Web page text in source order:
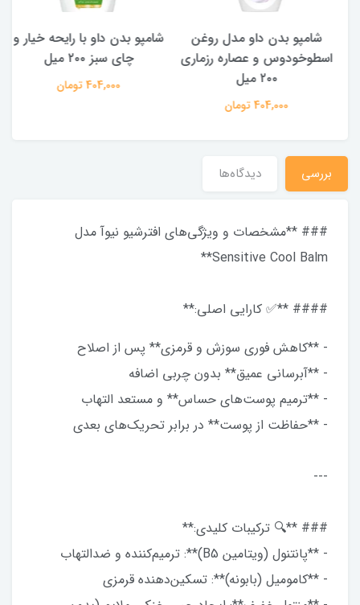
شامپو بدن ‌داو مدل روغن
اسطوخودوس و عصاره رزماری
۲۰۰ میل
404,000 تومان
شامپو بدن داو با رایحه خیار و
چای سبز ۲۰۰ میل
404,000 تومان
بررسی دیدگاه‌ها
### **مشخصات و ویژگی‌های افترشیو نیوآ مدل
Sensitive Cool Balm**
#### **✅ کارایی اصلی:**
- **کاهش فوری سوزش و قرمزی** پس از اصلاح
- **آبرسانی عمیق** بدون چربی اضافه
- **ترمیم پوست‌های حساس** و مستعد التهاب
- **حفاظت از پوست** در برابر تحریک‌های بعدی
---
### **🔍 ترکیبات کلیدی:**
- **پانتنول (ویتامین B5)**: ترمیم‌کننده و ضدالتهاب
- **کامومیل (بابونه)**: تسکین‌دهنده قرمزی